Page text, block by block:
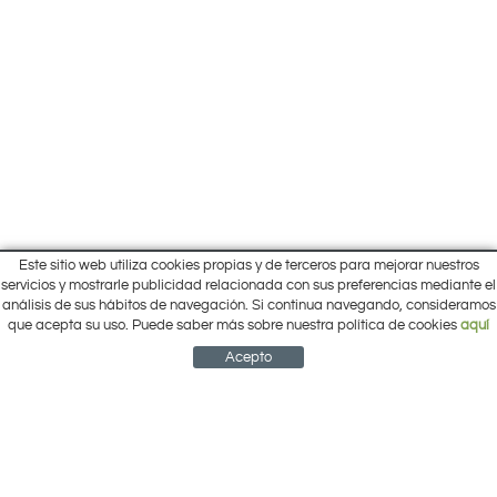
Inicio
Ofertas
Marcas
Pol. Cantalgallo Calle A Naves 10-12
ARACENA (Huelva)
959 12 63 64
info@electrobricogarden.com
CUENTA CESTA
Este sitio web utiliza cookies propias y de terceros para mejorar nuestros
servicios y mostrarle publicidad relacionada con sus preferencias mediante el
análisis de sus hábitos de navegación. Si continua navegando, consideramos
que acepta su uso. Puede saber más sobre nuestra política de cookies aquí
Acepto